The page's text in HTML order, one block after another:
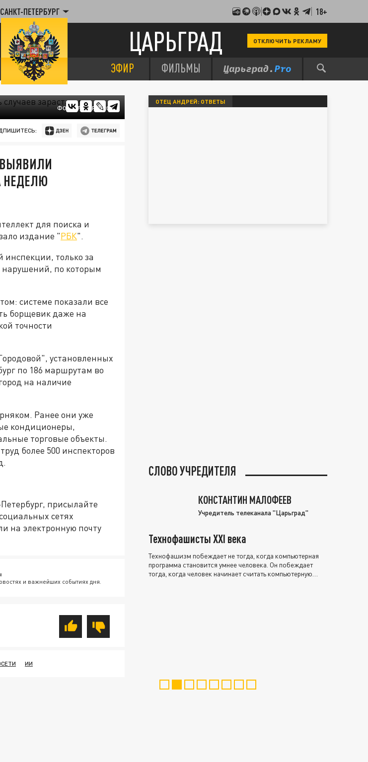
САНКТ-ПЕТЕРБУРГ 18+
ЦАРЬГРАД ОТКЛЮЧИТЬ РЕКЛАМУ
ЭФИР ФИЛЬМЫ
ФОТО: FREEPIK.COM
ВЫЯВИЛИ
НЕДЕЛЮ
для поиска и
издание "РБК".
только за
по которым
системе показали все
борщевик даже на
точности
установленных
по 186 маршрутам во
на наличие
Ранее они уже
кондиционеры,
торговые объекты.
более 500 инспекторов
присылайте
сетях
на электронную почту
и важнейших событиях дня.
ИИ
ОТЕЦ АНДРЕЙ: ОТВЕТЫ
СЛОВО УЧРЕДИТЕЛЯ
КОНСТАНТИН МАЛОФЕЕВ
Учредитель телеканала "Царьград"
Технофашисты XXI века
Технофашизм побеждает не тогда, когда компьютерная
программа становится умнее человека. Он побеждает
тогда, когда человек начинает считать компьютерную